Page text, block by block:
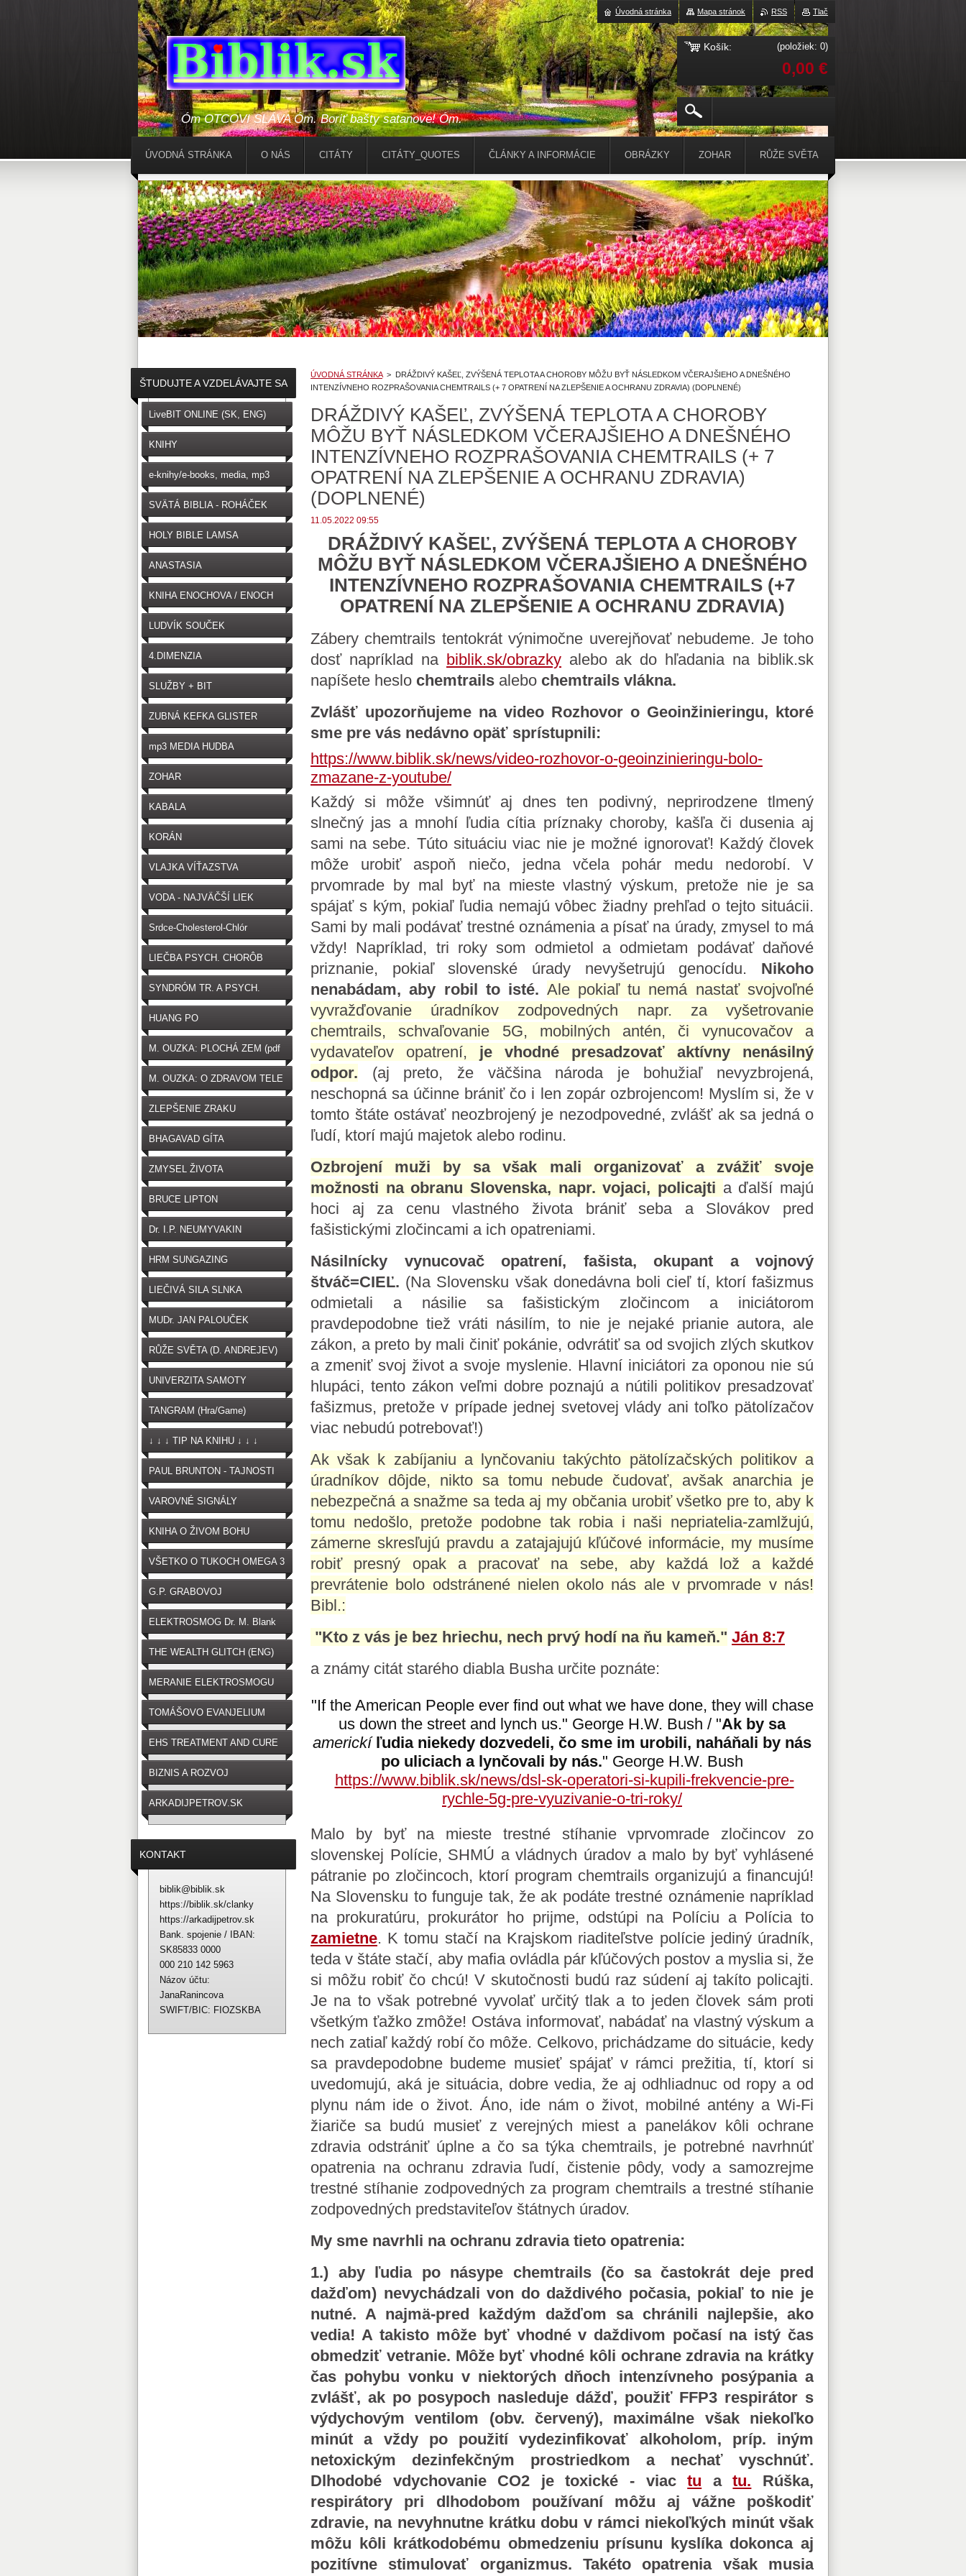
Óm OTCOVI SLÁVA Óm. Boriť bašty satanove! Óm.
ÚVODNÁ STRÁNKA > DRÁŽDIVÝ KAŠEĽ, ZVÝŠENÁ TEPLOTA A CHOROBY MÔŽU BYŤ NÁSLEDKOM VČERAJŠIEHO A DNEŠNÉHO
INTENZÍVNEHO ROZPRAŠOVANIA CHEMTRAILS (+ 7 OPATRENÍ NA ZLEPŠENIE A OCHRANU ZDRAVIA) (DOPLNENÉ)
DRÁŽDIVÝ KAŠEĽ, ZVÝŠENÁ TEPLOTA A CHOROBY
MÔŽU BYŤ NÁSLEDKOM VČERAJŠIEHO A DNEŠNÉHO
INTENZÍVNEHO ROZPRAŠOVANIA CHEMTRAILS (+ 7
OPATRENÍ NA ZLEPŠENIE A OCHRANU ZDRAVIA)
(DOPLNENÉ)
11.05.2022 09:55
DRÁŽDIVÝ KAŠEĽ, ZVÝŠENÁ TEPLOTA A CHOROBY
MÔŽU BYŤ NÁSLEDKOM VČERAJŠIEHO A DNEŠNÉHO
INTENZÍVNEHO ROZPRAŠOVANIA CHEMTRAILS (+7
OPATRENÍ NA ZLEPŠENIE A OCHRANU ZDRAVIA)
Zábery chemtrails tentokrát výnimočne uverejňovať nebudeme. Je toho
dosť napríklad na biblik.sk/obrazky alebo ak do hľadania na biblik.sk
napíšete heslo chemtrails alebo chemtrails vlákna.
Zvlášť upozorňujeme na video Rozhovor o Geoinžinieringu, ktoré
sme pre vás nedávno opäť sprístupnili:
https://www.biblik.sk/news/video-rozhovor-o-geoinzinieringu-bolo-
zmazane-z-youtube/
Každý si môže všimnúť aj dnes ten podivný, neprirodzene tlmený
slnečný jas a mnohí ľudia cítia príznaky choroby, kašľa či dusenia aj
sami na sebe. Túto situáciu viac nie je možné ignorovať! Každý človek
môže urobiť aspoň niečo, jedna včela pohár medu nedorobí. V
prvomrade by mal byť na mieste vlastný výskum, pretože nie je sa
spájať s kým, pokiaľ ľudia nemajú vôbec žiadny prehľad o tejto situácii.
Sami by mali podávať trestné oznámenia a písať na úrady, zmysel to má
vždy! Napríklad, tri roky som odmietol a odmietam podávať daňové
priznanie, pokiaľ slovenské úrady nevyšetrujú genocídu. Nikoho
nenabádam, aby robil to isté. Ale pokiaľ tu nemá nastať svojvoľné
vyvražďovanie úradníkov zodpovedných napr. za vyšetrovanie
chemtrails, schvaľovanie 5G, mobilných antén, či vynucovačov a
vydavateľov opatrení, je vhodné presadzovať aktívny nenásilný
odpor. (aj preto, že väčšina národa je bohužiaľ nevyzbrojená,
neschopná sa účinne brániť čo i len zopár ozbrojencom! Myslím si, že v
tomto štáte ostávať neozbrojený je nezodpovedné, zvlášť ak sa jedná o
ľudí, ktorí majú majetok alebo rodinu.
Ozbrojení muži by sa však mali organizovať a zvážiť svoje
možnosti na obranu Slovenska, napr. vojaci, policajti a ďalší majú
hoci aj za cenu vlastného života brániť seba a Slovákov pred
fašistickými zločincami a ich opatreniami.
Násilnícky vynucovač opatrení, fašista, okupant a vojnový
štváč=CIEĽ. (Na Slovensku však donedávna boli cieľ tí, ktorí fašizmus
odmietali a násilie sa fašistickým zločincom a iniciátorom
pravdepodobne tiež vráti násilím, to nie je nejaké prianie autora, ale
zákon, a preto by mali činiť pokánie, odvrátiť sa od svojich zlých skutkov
a zmeniť svoj život a svoje myslenie. Hlavní iniciátori za oponou nie sú
hlupáci, tento zákon veľmi dobre poznajú a nútili politikov presadzovať
fašizmus, pretože v prípade jednej svetovej vlády ani toľko pätolízačov
viac nebudú potrebovať!)
Ak však k zabíjaniu a lynčovaniu takýchto pätolízačských politikov a
úradníkov dôjde, nikto sa tomu nebude čudovať, avšak anarchia je
nebezpečná a snažme sa teda aj my občania urobiť všetko pre to, aby k
tomu nedošlo, pretože podobne tak robia i naši nepriatelia-zamlžujú,
zámerne skresľujú pravdu a zatajajujú kľúčové informácie, my musíme
robiť presný opak a pracovať na sebe, aby každá lož a každé
prevrátenie bolo odstránené nielen okolo nás ale v prvomrade v nás!
Bibl.:
"Kto z vás je bez hriechu, nech prvý hodí na ňu kameň." Ján 8:7
a známy citát starého diabla Busha určite poznáte:
"If the American People ever find out what we have done, they will chase
us down the street and lynch us." George H.W. Bush / "Ak by sa
americkíľudia niekedy dozvedeli, čo sme im urobili, naháňali by nás
po uliciach a lynčovali by nás." George H.W. Bush
https://www.biblik.sk/news/dsl-sk-operatori-si-kupili-frekvencie-pre-
rychle-5g-pre-vyuzivanie-o-tri-roky/
Malo by byť na mieste trestné stíhanie vprvomrade zločincov zo
slovenskej Polície, SHMÚ a vládnych úradov a malo by byť vyhlásené
pátranie po zločincoch, ktorí program chemtrails organizujú a financujú!
Na Slovensku to funguje tak, že ak podáte trestné oznámenie napríklad
na prokuratúru, prokurátor ho prijme, odstúpi na Políciu a Polícia to
zamietne. K tomu stačí na Krajskom riaditeľstve polície jediný úradník,
teda v štáte stačí, aby mafia ovládla pár kľúčových postov a myslia si, že
si môžu robiť čo chcú! V skutočnosti budú raz súdení aj takíto policajti.
Je na to však potrebné vyvolať určitý tlak a to jeden človek sám proti
všetkým ťažko zmôže! Ostáva informovať, nabádať na vlastný výskum a
nech zatiaľ každý robí čo môže. Celkovo, prichádzame do situácie, kedy
sa pravdepodobne budeme musieť spájať v rámci prežitia, tí, ktorí si
uvedomujú, aká je situácia, dobre vedia, že aj odhliadnuc od ropy a od
plynu nám ide o život. Áno, ide nám o život, mobilné antény a Wi-Fi
žiariče sa budú musieť z verejných miest a panelákov kôli ochrane
zdravia odstrániť úplne a čo sa týka chemtrails, je potrebné navrhnúť
opatrenia na ochranu zdravia ľudí, čistenie pôdy, vody a samozrejme
trestné stíhanie zodpovedných za program chemtrails a trestné stíhanie
zodpovedných predstaviteľov štátnych úradov.
My sme navrhli na ochranu zdravia tieto opatrenia:
1.) aby ľudia po násype chemtrails (čo sa častokrát deje pred
dažďom) nevychádzali von do daždivého počasia, pokiaľ to nie je
nutné. A najmä-pred každým dažďom sa chránili najlepšie, ako
vedia! A takisto môže byť vhodné v daždivom počasí na istý čas
obmedziť vetranie. Môže byť vhodné kôli ochrane zdravia na krátky
čas pohybu vonku v niektorých dňoch intenzívneho posýpania a
zvlášť, ak po posypoch nasleduje dážď, použiť FFP3 respirátor s
výdychovým ventilom (obv. červený), maximálne však niekoľko
minút a vždy po použití vydezinfikovať alkoholom, príp. iným
netoxickým dezinfekčným prostriedkom a nechať vyschnúť.
Dlhodobé vdychovanie CO2 je toxické - viactu atu. Rúška,
respirátory pri dlhodobom používaní môžu aj vážne poškodiť
zdravie, na nevyhnutne krátku dobu v rámci niekoľkých minút však
môžu kôli krátkodobému obmedzeniu prísunu kyslíka dokonca aj
pozitívne stimulovať organizmus. Takéto opatrenia však musia
ŠTUDUJTE A VZDELÁVAJTE SA
LiveBIT ONLINE (SK, ENG)
KNIHY
e-knihy/e-books, media, mp3
SVÄTÁ BIBLIA - ROHÁČEK
(SK)
HOLY BIBLE LAMSA
(ENGLISH)
ANASTASIA
KNIHA ENOCHOVA / ENOCH
LUDVÍK SOUČEK
4.DIMENZIA
SLUŽBY + BIT
ZUBNÁ KEFKA GLISTER
mp3 MEDIA HUDBA
ZOHAR
KABALA
KORÁN
VLAJKA VÍŤAZSTVA
VODA - NAJVÄČŠÍ LIEK
Srdce-Cholesterol-Chlór
LIEČBA PSYCH. CHORÔB
SYNDRÓM TR. A PSYCH.
HUANG PO
M. OUZKA: PLOCHÁ ZEM (pdf
zdarma na stiahnutie)
M. OUZKA: O ZDRAVOM TELE
ZLEPŠENIE ZRAKU
BHAGAVAD GÍTA
ZMYSEL ŽIVOTA
BRUCE LIPTON
Dr. I.P. NEUMYVAKIN
HRM SUNGAZING
LIEČIVÁ SILA SLNKA
MUDr. JAN PALOUČEK
RŮŽE SVĚTA (D. ANDREJEV)
UNIVERZITA SAMOTY
TANGRAM (Hra/Game)
↓ ↓ ↓ TIP NA KNIHU ↓ ↓ ↓
PAUL BRUNTON - TAJNOSTI
VAROVNÉ SIGNÁLY
OČKOVANIA
KNIHA O ŽIVOM BOHU
VŠETKO O TUKOCH OMEGA 3
G.P. GRABOVOJ
ELEKTROSMOG Dr. M. Blank
THE WEALTH GLITCH (ENG)
MERANIE ELEKTROSMOGU
TOMÁŠOVO EVANJELIUM
EHS TREATMENT AND CURE
BIZNIS A ROZVOJ
ARKADIJPETROV.SK
KONTAKT
biblik@biblik.sk
https://biblik.sk/clanky
https://arkadijpetrov.sk
Bank. spojenie / IBAN:
SK85833 0000
000 210 142 5963
Názov účtu:
JanaRanincova
SWIFT/BIC: FIOZSKBA
ÚVODNÁ STRÁNKA O NÁS CITÁTY CITÁTY_QUOTES ČLÁNKY A INFORMÁCIE OBRÁZKY ZOHAR RŮŽE SVĚTA
Tlač
RSS
Mapa stránok
Úvodná stránka
Košík: (položiek: 0)
0,00 €